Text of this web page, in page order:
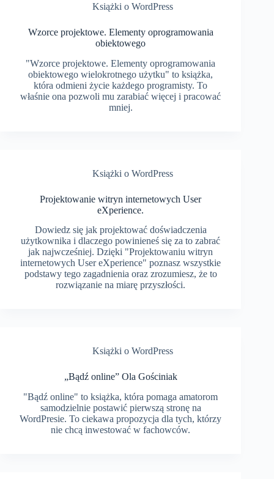
Książki o WordPress
Wzorce projektowe. Elementy oprogramowania
obiektowego
"Wzorce projektowe. Elementy oprogramowania
obiektowego wielokrotnego użytku" to książka,
która odmieni życie każdego programisty. To
właśnie ona pozwoli mu zarabiać więcej i pracować
mniej.
Książki o WordPress
Projektowanie witryn internetowych User
eXperience.
Dowiedz się jak projektować doświadczenia
użytkownika i dlaczego powinieneś się za to zabrać
jak najwcześniej. Dzięki "Projektowaniu witryn
internetowych User eXperience" poznasz wszystkie
podstawy tego zagadnienia oraz zrozumiesz, że to
rozwiązanie na miarę przyszłości.
Książki o WordPress
„Bądź online” Ola Gościniak
"Bądź online" to książka, która pomaga amatorom
samodzielnie postawić pierwszą stronę na
WordPresie. To ciekawa propozycja dla tych, którzy
nie chcą inwestować w fachowców.